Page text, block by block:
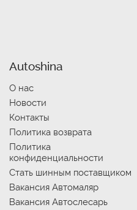
Autoshina
О нас
Новости
Контакты
Политика возврата
Политика
конфиденциальности
Стать шинным поставщиком
Вакансия Автомаляр
Вакансия Автослесарь